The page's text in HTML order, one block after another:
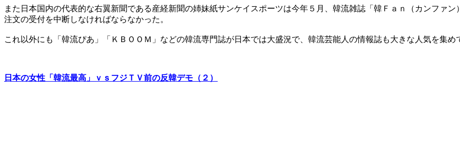
また日本国内の代表的な右翼新聞である産経新聞の姉妹紙サンケイスポーツは今年５月、韓流雑誌「韓Ｆａｎ（カンファ
注文の受付を中断しなければならなかった。
これ以外にも「韓流ぴあ」「ＫＢＯＯＭ」などの韓流専門誌が日本では大盛況で、韓流芸能人の情報誌も大きな人気を集め
日本の女性「韓流最高」ｖｓフジＴＶ前の反韓デモ（２）